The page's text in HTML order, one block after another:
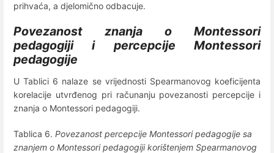
prihvaća, a djelomično odbacuje.
Povezanost znanja o Montessori
pedagogiji i percepcije Montessori
pedagogije
U Tablici 6 nalaze se vrijednosti Spearmanovog koeficijenta
korelacije utvrđenog pri računanju povezanosti percepcije i
znanja o Montessori pedagogiji.
Tablica 6. Povezanost percepcije Montessori pedagogije sa
znanjem o Montessori pedagogiji korištenjem Spearmanovog